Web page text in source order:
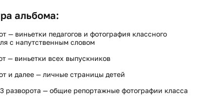
альбома:
— виньетки педагогов и фотография классного
с напутственным словом
— виньетки всех выпускников
и далее — личные страницы детей
разворота — общие репортажные фотографии класса